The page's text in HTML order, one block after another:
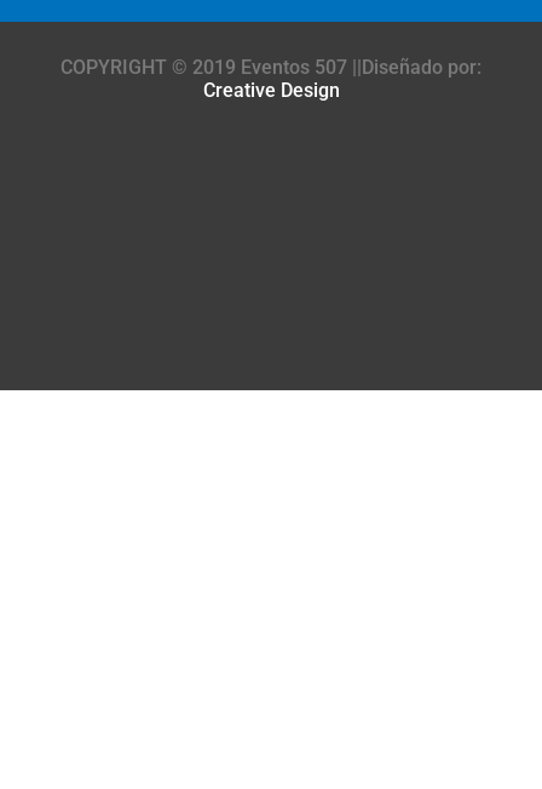
COPYRIGHT © 2019 Eventos 507 ||Diseñado por:
Creative Design